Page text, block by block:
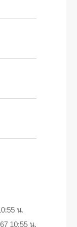
น.
10:55 น.